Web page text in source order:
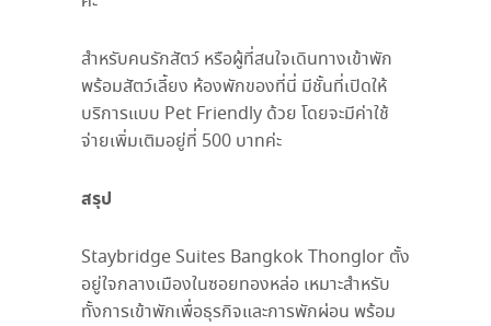
สำหรับคนรักสัตว์ หรือผู้ที่สนใจเดินทางเข้าพัก
พร้อมสัตว์เลี้ยง ห้องพักของที่นี่ มีชั้นที่เปิดให้
บริการแบบ Pet Friendly ด้วย โดยจะมีค่าใช้
จ่ายเพิ่มเติมอยู่ที่ 500 บาทค่ะ
สรุป
Staybridge Suites Bangkok Thonglor ตั้ง
อยู่ใจกลางเมืองในซอยทองหล่อ เหมาะสำหรับ
ทั้งการเข้าพักเพื่อธุรกิจและการพักผ่อน พร้อม